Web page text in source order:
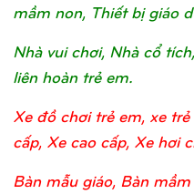
mầm non, Thiết bị giáo
Nhà vui chơi, Nhà cổ
liên hoàn trẻ em.
Xe đồ chơi trẻ em, xe
cấp, Xe cao cấp, Xe hơi
Bàn mẫu giáo, Bàn